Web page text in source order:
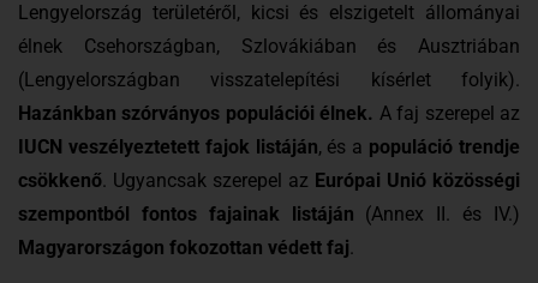
Lengyelország területéről, kicsi és elszigetelt állományai
élnek Csehországban, Szlovákiában és Ausztriában
(Lengyelországban visszatelepítési kísérlet folyik).
Hazánkban szórványos populációi élnek. A faj szerepel az
IUCN veszélyeztetett fajok listáján, és a populáció trendje
csökkenő. Ugyancsak szerepel az Európai Unió közösségi
szempontból fontos fajainak listáján (Annex II. és IV.)
Magyarországon fokozottan védett faj.